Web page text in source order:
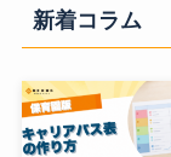
新着コラム